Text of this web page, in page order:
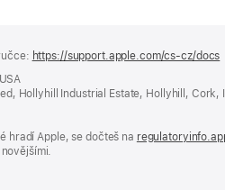
https://support.apple.com/cs-cz/docs
Hollyhill Industrial Estate, Hollyhill, Cork,
hradí Apple, se dočteš na